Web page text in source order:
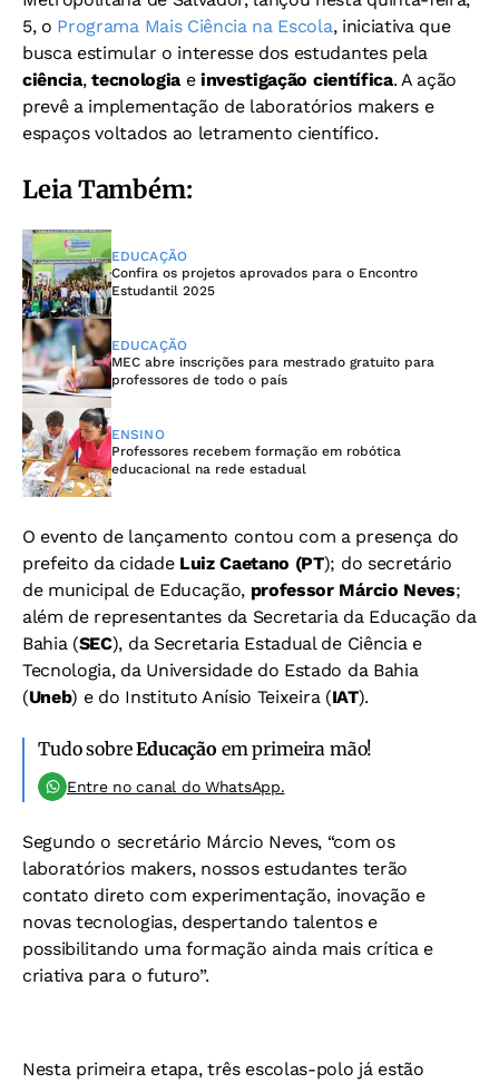
5, o Programa Mais Ciência na Escola, iniciativa que
busca estimular o interesse dos estudantes pela
ciência,tecnologiae investigação científica. A ação
prevê a implementação de laboratórios makers e
espaços voltados ao letramento científico.
Leia Também:
EDUCAÇÃO
Confira os projetos aprovados para o Encontro
Estudantil 2025
EDUCAÇÃO
MEC abre inscrições para mestrado gratuito para
professores de todo o país
ENSINO
Professores recebem formação em robótica
educacional na rede estadual
O evento de lançamento contou com a presença do
prefeito da cidade Luiz Caetano (PT); do secretário
de municipal de Educação, professor Márcio Neves;
além de representantes da Secretaria da Educação da
Bahia (SEC), da Secretaria Estadual de Ciência e
Tecnologia, da Universidade do Estado da Bahia
(Uneb) e do Instituto Anísio Teixeira (IAT).
Tudo sobreEducação em primeira mão!
Entre no canal do WhatsApp.
Segundo o secretário Márcio Neves, “com os
laboratórios makers, nossos estudantes terão
contato direto com experimentação, inovação e
novas tecnologias, despertando talentos e
possibilitando uma formação ainda mais crítica e
criativa para o futuro”.
Nesta primeira etapa, três escolas-polo já estão